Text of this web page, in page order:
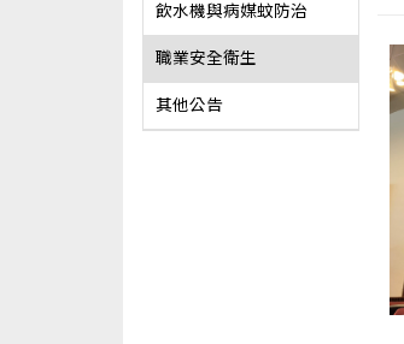
飲水機與病媒蚊防治
職業安全衛生
其他公告